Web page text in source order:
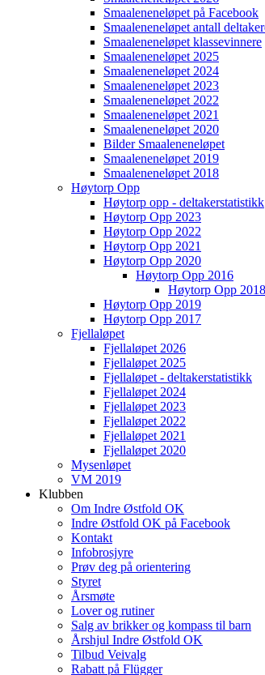
Smaaleneneløpet på Facebook
Smaaleneneløpet antall
Smaaleneneløpet klassevinnere
Smaaleneneløpet 2025
Smaaleneneløpet 2024
Smaaleneneløpet 2023
Smaaleneneløpet 2022
Smaaleneneløpet 2021
Smaaleneneløpet 2020
Bilder Smaaleneneløpet
Smaaleneneløpet 2019
Smaaleneneløpet 2018
Høytorp Opp
Høytorp opp - deltakerstatistikk
Høytorp Opp 2023
Høytorp Opp 2022
Høytorp Opp 2021
Høytorp Opp 2020
Høytorp Opp 2016
Høytorp Opp 2018
Høytorp Opp 2019
Høytorp Opp 2017
Fjellaløpet
Fjellaløpet 2026
Fjellaløpet 2025
Fjellaløpet - deltakerstatistikk
Fjellaløpet 2024
Fjellaløpet 2023
Fjellaløpet 2022
Fjellaløpet 2021
Fjellaløpet 2020
Mysenløpet
VM 2019
Klubben
Om Indre Østfold OK
Indre Østfold OK på Facebook
Kontakt
Infobrosjyre
Prøv deg på orientering
Styret
Årsmøte
Lover og rutiner
Salg av brikker og kompass til barn
Årshjul Indre Østfold OK
Tilbud Veivalg
Rabatt på Flügger